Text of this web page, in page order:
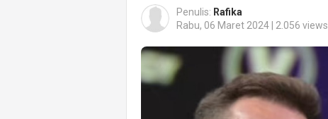
Penulis: Rafika
Rabu, 06 Maret 2024 | 2.056 views